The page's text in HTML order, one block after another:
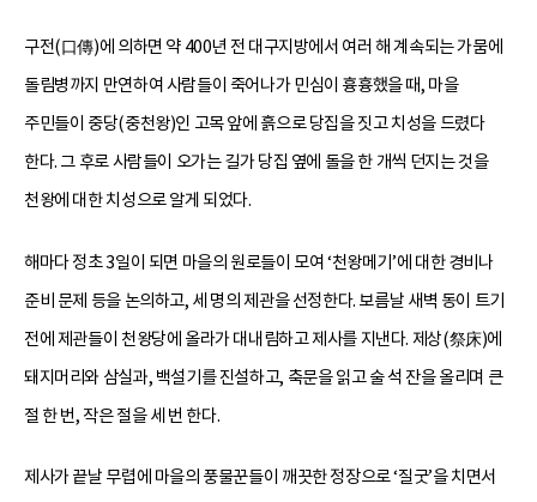
구전(口傳)에 의하면 약 400년 전 대구지방에서 여러 해 계속되는 가뭄에
돌림병까지 만연하여 사람들이 죽어나가 민심이 흉흉했을 때, 마을
주민들이 중당(중천왕)인 고목 앞에 흙으로 당집을 짓고 치성을 드렸다
한다. 그 후로 사람들이 오가는 길가 당집 옆에 돌을 한 개씩 던지는 것을
천왕에 대한 치성으로 알게 되었다.
해마다 정초 3일이 되면 마을의 원로들이 모여 ‘천왕메기’에 대한 경비나
준비 문제 등을 논의하고, 세 명의 제관을 선정한다. 보름날 새벽 동이 트기
전에 제관들이 천왕당에 올라가 대내림하고 제사를 지낸다. 제상(祭床)에
돼지머리와 삼실과, 백설기를 진설하고, 축문을 읽고 술 석 잔을 올리며 큰
절 한 번, 작은 절을 세 번 한다.
제사가 끝날 무렵에 마을의 풍물꾼들이 깨끗한 정장으로 ‘질굿’을 치면서